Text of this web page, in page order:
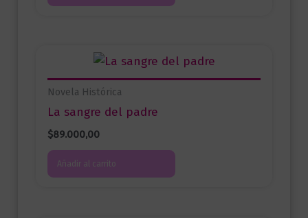
Novela Histórica
La sangre del padre
$89.000,00
Añadir al carrito